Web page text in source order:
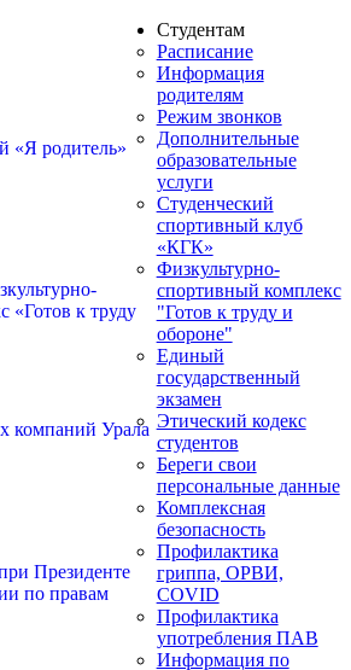
Студентам
Расписание
Информация
родителям
Режим звонков
Дополнительные
образовательные
услуги
Студенческий
спортивный клуб
«КГК»
Физкультурно-
спортивный комплекс
"Готов к труду и
обороне"
Единый
государственный
экзамен
Этический кодекс
студентов
Береги свои
персональные данные
Комплексная
безопасность
Профилактика
гриппа, ОРВИ,
COVID
Профилактика
употребления ПАВ
Информация по